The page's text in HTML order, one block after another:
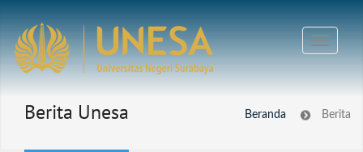
Berita Unesa Beranda Berita